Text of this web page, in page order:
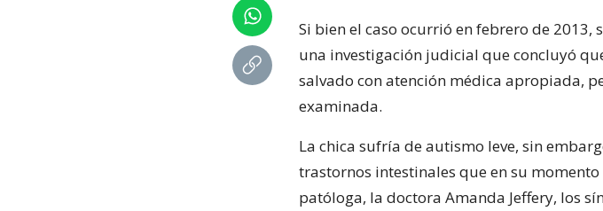
Si bien el caso ocurrió en febrero de 2013,
una investigación judicial que concluyó
salvado con atención médica apropiada,
examinada.
La chica sufría de autismo leve, sin
trastornos intestinales que en su
patóloga, la doctora Amanda Jeffery, los